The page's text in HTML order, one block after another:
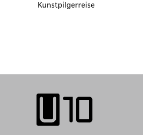
Kunstpilgerreise